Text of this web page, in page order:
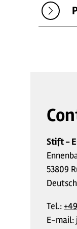
Stift -
53809
Tel.:
E-mail: